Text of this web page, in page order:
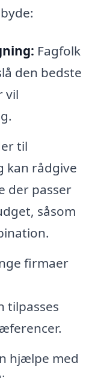
Fagfolk
den bedste
vil
til
kan rådgive
der passer
såsom
firmaer
tilpasses
hjælpe med